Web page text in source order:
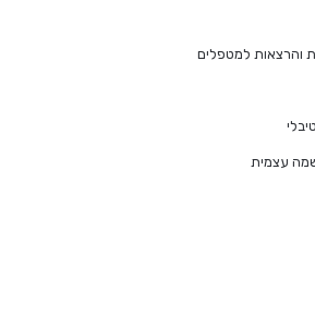
והרצאות למטפלים
עצמית